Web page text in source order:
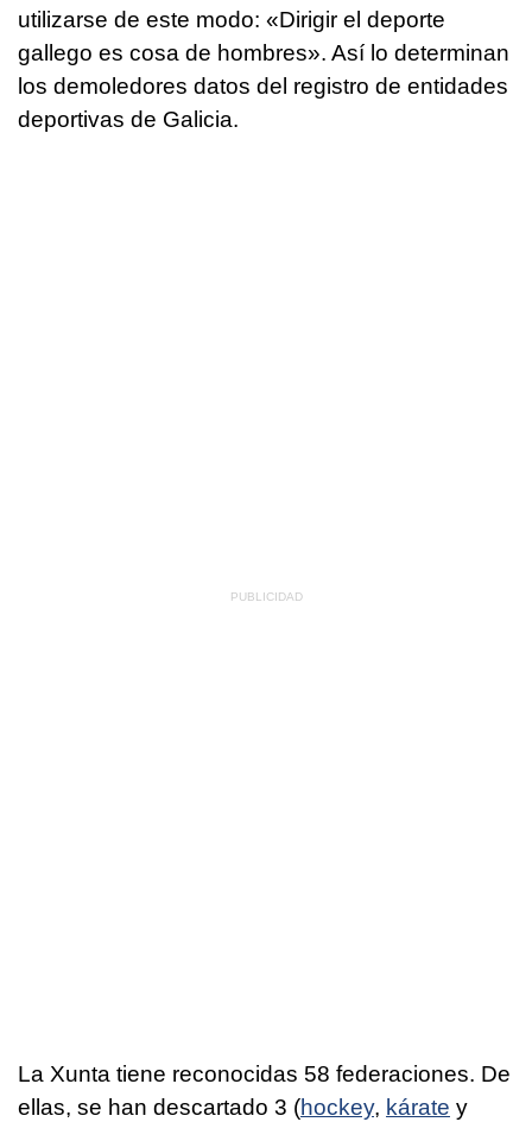
utilizarse de este modo: «Dirigir el deporte
gallego es cosa de hombres». Así lo determinan
los demoledores datos del registro de entidades
deportivas de Galicia.
La Xunta tiene reconocidas 58 federaciones. De
ellas, se han descartado 3 (hockey, kárate y